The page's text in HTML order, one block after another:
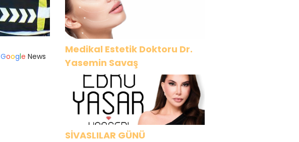
Google News
Medikal Estetik Doktoru Dr.
Yasemin Savaş
SİVASLILAR GÜNÜ